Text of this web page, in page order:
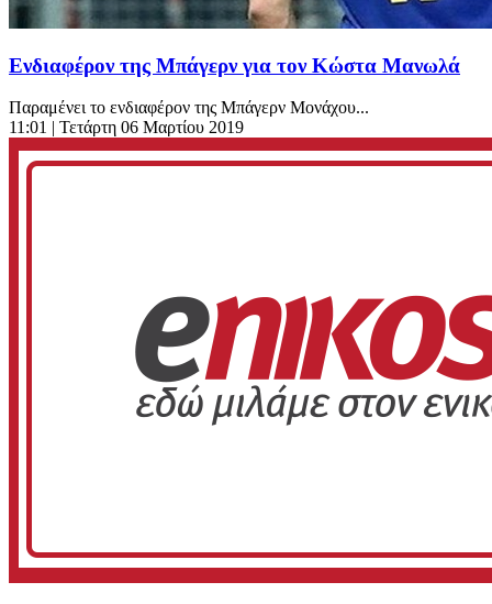
Ενδιαφέρον της Μπάγερν για τον Κώστα Μανωλά
Παραμένει το ενδιαφέρον της Μπάγερν Μονάχου...
11:01 | Τετάρτη 06 Μαρτίου 2019